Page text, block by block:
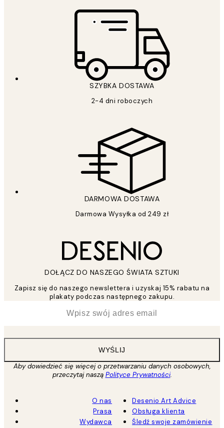
SZYBKA DOSTAWA
2-4 dni roboczych
DARMOWA DOSTAWA
Darmowa Wysyłka od 249 zł
DOŁĄCZ DO NASZEGO ŚWIATA SZTUKI
Zapisz się do naszego newslettera i uzyskaj 15% rabatu na
plakaty podczas następnego zakupu.
WYŚLIJ
Aby dowiedzieć się więcej o przetwarzaniu danych osobowych,
przeczytaj naszą Polityce Prywatności.
O nas
Prasa
Wydawca
Desenio Art Advice
Obsługa klienta
Śledź swoje zamówienie